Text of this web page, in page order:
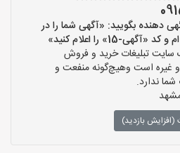
دهنده بگویید: «آگهی شما را در
15» را اعلام کنید»
تبلیغات خرید و فروش
غیره است وهیچ‌گونه منفعت و
ندارد.
بازدید)